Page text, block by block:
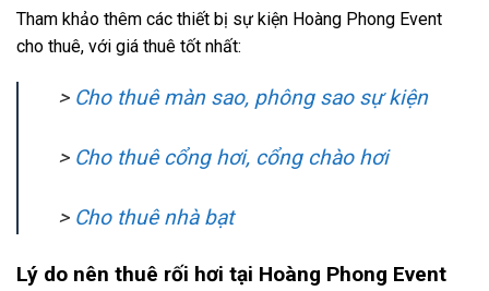
Tham khảo thêm các thiết bị sự kiện Hoàng Phong Event
cho thuê, với giá thuê tốt nhất:
> Cho thuê màn sao, phông sao sự kiện
> Cho thuê cổng hơi, cổng chào hơi
> Cho thuê nhà bạt
Lý do nên thuê rối hơi tại Hoàng Phong Event